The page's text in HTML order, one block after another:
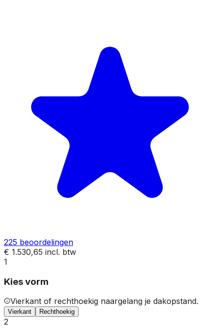
225 beoordelingen
€ 1.530,65 incl. btw
1
Kies vorm
Vierkant of rechthoekig naargelang je dakopstand.
Vierkant Rechthoekig
2